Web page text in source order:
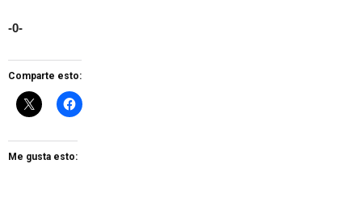
-0-
Comparte esto:
Me gusta esto: